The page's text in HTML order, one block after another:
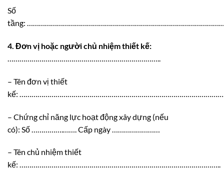
Số
tầng:
4. Đơn vị hoặc người chủ nhiệm thiết kế:
…………………………………………………………………..
– Tên đơn vị thiết
kế:
– Chứng chỉ năng lực hoạt động xây dựng (nếu
có): Số …………….……. Cấp ngày ……………………
– Tên chủ nhiệm thiết
kế: ………………………………………………………………………………………..